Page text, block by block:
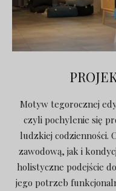
Motyw tegorocznej
czyli pochylenie się
ludzkiej codzienności.
zawodową, jak i
holistyczne podejście
jego potrzeb